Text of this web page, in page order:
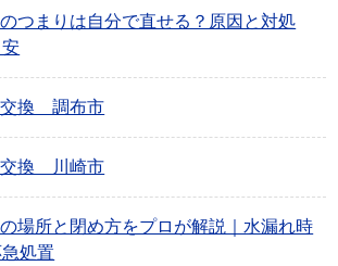
のつまりは自分で直せる？原因と対処
交換 調布市
交換 川崎市
場所と閉め方をプロが解説｜水漏れ時
処置